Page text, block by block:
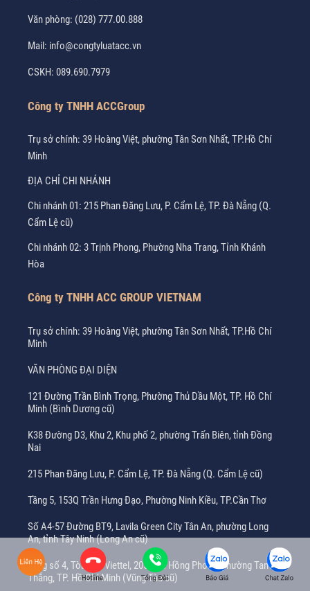
Văn phòng: (028) 777.00.888
Mail: info@congtyluatacc.vn
CSKH: 089.690.7979
Công ty TNHH ACCGroup
Trụ sở chính: 39 Hoàng Việt, phường Tân Sơn Nhất, TP.Hồ Chí
Minh
ĐỊA CHỈ CHI NHÁNH
Chi nhánh 01: 215 Phan Đăng Lưu, P. Cẩm Lệ, TP. Đà Nẵng (Q.
Cẩm Lệ cũ)
Chi nhánh 02: 3 Trịnh Phong, Phường Nha Trang, Tỉnh Khánh
Hòa
Công ty TNHH ACC GROUP VIETNAM
Trụ sở chính: 39 Hoàng Việt, phường Tân Sơn Nhất, TP.Hồ Chí
Minh
VĂN PHÒNG ĐẠI DIỆN
121 Đường Trần Bình Trọng, Phường Thủ Dầu Một, TP. Hồ Chí
Minh (Bình Dương cũ)
K38 Đường D3, Khu 2, Khu phố 2, phường Trấn Biên, tỉnh Đồng
Nai
215 Phan Đăng Lưu, P. Cẩm Lệ, TP. Đà Nẵng (Q. Cẩm Lệ cũ)
Tầng 5, 153Q Trần Hưng Đạo, Phường Ninh Kiều, TP.Cần Thơ
Số A4-57 Đường BT9, Lavila Green City Tân An, phường Long
An, tỉnh Tây Ninh (Long An cũ)
Tầng số 4, Tòa nhà Viettel, 205A Lê Hồng Phong, phường Tam
Thắng, TP. Hồ Chí Minh (Vũng Tàu cũ)